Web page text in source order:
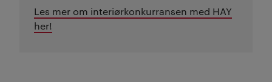
Les mer om interiørkonkurransen med HAY
her!